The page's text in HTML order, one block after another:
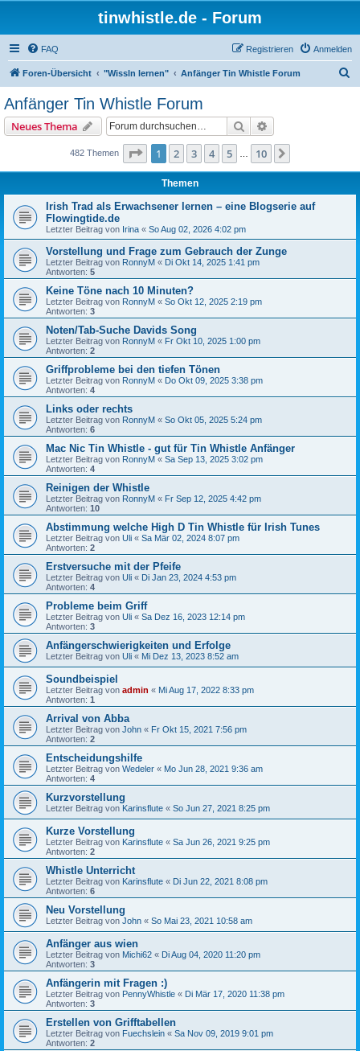
tinwhistle.de - Forum
FAQ Anmelden
Registrieren
Foren-Übersicht "Wissln lernen" Anfänger Tin Whistle Forum
Anfänger Tin Whistle Forum
Neues Thema Suche
482 Themen Seite 1von 10
1 2 3 4 5 10
Themen
Irish Trad als Erwachsener lernen – eine Blogserie auf
Flowingtide.de
Letzter Beitrag von Irina « So Aug 02, 2026 4:02 pm
Vorstellung und Frage zum Gebrauch der Zunge
Letzter Beitrag von RonnyM « Di Okt 14, 2025 1:41 pm
Antworten: 5
Keine Töne nach 10 Minuten?
Letzter Beitrag von RonnyM « So Okt 12, 2025 2:19 pm
Antworten: 3
Noten/Tab-Suche Davids Song
Letzter Beitrag von RonnyM « Fr Okt 10, 2025 1:00 pm
Antworten: 2
Griffprobleme bei den tiefen Tönen
Letzter Beitrag von RonnyM « Do Okt 09, 2025 3:38 pm
Antworten: 4
Links oder rechts
Letzter Beitrag von RonnyM « So Okt 05, 2025 5:24 pm
Antworten: 6
Mac Nic Tin Whistle - gut für Tin Whistle Anfänger
Letzter Beitrag von RonnyM « Sa Sep 13, 2025 3:02 pm
Antworten: 4
Reinigen der Whistle
Letzter Beitrag von RonnyM « Fr Sep 12, 2025 4:42 pm
Antworten: 10
Abstimmung welche High D Tin Whistle für Irish Tunes
Letzter Beitrag von Uli « Sa Mär 02, 2024 8:07 pm
Antworten: 2
Erstversuche mit der Pfeife
Letzter Beitrag von Uli « Di Jan 23, 2024 4:53 pm
Antworten: 4
Probleme beim Griff
Letzter Beitrag von Uli « Sa Dez 16, 2023 12:14 pm
Antworten: 3
Anfängerschwierigkeiten und Erfolge
Letzter Beitrag von Uli « Mi Dez 13, 2023 8:52 am
Soundbeispiel
Letzter Beitrag von admin « Mi Aug 17, 2022 8:33 pm
Antworten: 1
Arrival von Abba
Letzter Beitrag von John « Fr Okt 15, 2021 7:56 pm
Antworten: 2
Entscheidungshilfe
Letzter Beitrag von Wedeler « Mo Jun 28, 2021 9:36 am
Antworten: 4
Kurzvorstellung
Letzter Beitrag von Karinsflute « So Jun 27, 2021 8:25 pm
Kurze Vorstellung
Letzter Beitrag von Karinsflute « Sa Jun 26, 2021 9:25 pm
Antworten: 2
Whistle Unterricht
Letzter Beitrag von Karinsflute « Di Jun 22, 2021 8:08 pm
Antworten: 6
Neu Vorstellung
Letzter Beitrag von John « So Mai 23, 2021 10:58 am
Anfänger aus wien
Letzter Beitrag von Michi62 « Di Aug 04, 2020 11:20 pm
Antworten: 3
Anfängerin mit Fragen :)
Letzter Beitrag von PennyWhistle « Di Mär 17, 2020 11:38 pm
Antworten: 3
Erstellen von Grifftabellen
Letzter Beitrag von Fuechslein « Sa Nov 09, 2019 9:01 pm
Antworten: 2